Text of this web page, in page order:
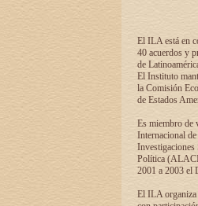
El ILA está en
40 acuerdos y
de
El Instituto
la Comisión
de Estados
Es miembro de
Internacional
Investigaciones
Política
2001 a 2003 el
El ILA organiza